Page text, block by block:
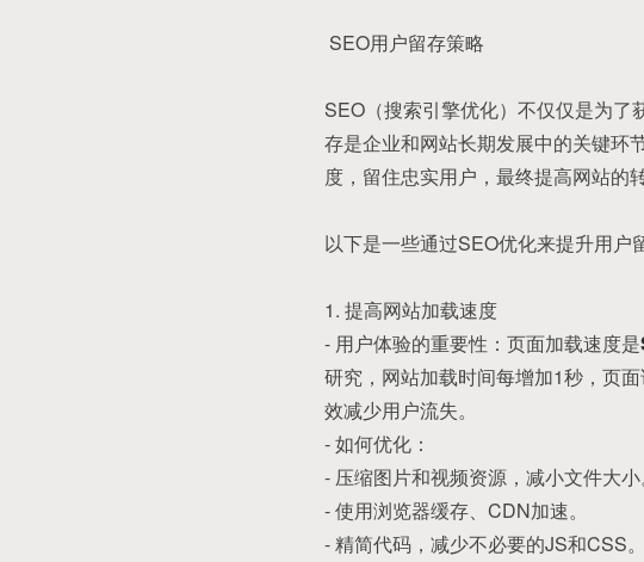
SEO用户留存策略
SEO（搜索引擎优化）不仅仅是为了
存是企业和网站长期发展中的关键环
度，留住忠实用户，最终提高网站的
以下是一些通过SEO优化来提升用户
1. 提高网站加载速度
- 用户体验的重要性：页面加载速度是
研究，网站加载时间每增加1秒，页
效减少用户流失。
- 如何优化：
- 压缩图片和视频资源，减小文件大小
- 使用浏览器缓存、CDN加速。
- 精简代码，减少不必要的JS和CSS。